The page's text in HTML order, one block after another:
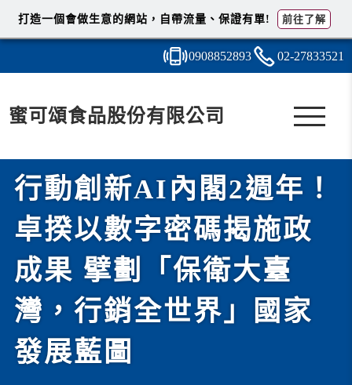
0908852893 02-27833521
蜜可頌食品股份有限公司
行動創新AI內閣2週年！
卓揆以數字密碼揭施政
成果 擘劃「保衛大臺
灣，行銷全世界」國家
發展藍圖
打造一個會做生意的網站，自帶流量、保證有單! 前往了解